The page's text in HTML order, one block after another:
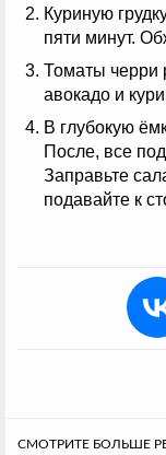
Куриную
пяти минут.
Томаты черри
авокадо и
В глубокую
После, все
Заправьте
подавайте к
СМОТРИТЕ БОЛЬШЕ